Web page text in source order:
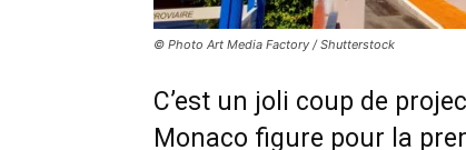
© Photo Art Media Factory / Shutterstock
C’est un joli coup de
Monaco figure pour la